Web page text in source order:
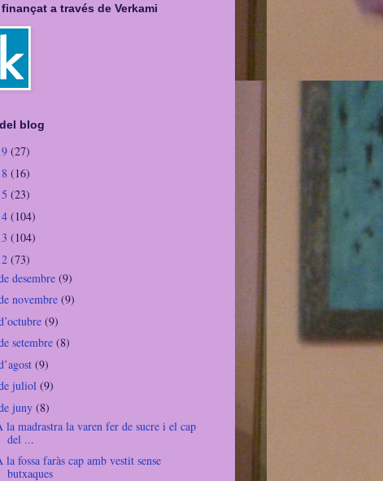
a través de Verkami
blog
(27)
(16)
(23)
(104)
(104)
(73)
desembre (9)
novembre (9)
(9)
setembre (8)
(9)
juliol (9)
juny (8)
la madrastra la varen fer de sucre i el cap
del ...
la fossa faràs cap amb vestit sense
butxaques